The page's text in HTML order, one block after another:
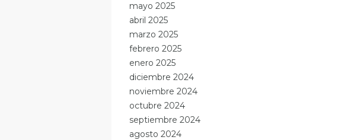
mayo 2025
abril 2025
marzo 2025
febrero 2025
enero 2025
diciembre 2024
noviembre 2024
octubre 2024
septiembre 2024
agosto 2024